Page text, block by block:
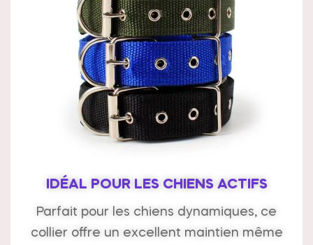
IDÉAL POUR LES CHIENS ACTIFS
Parfait pour les chiens dynamiques, ce
collier offre un excellent maintien même